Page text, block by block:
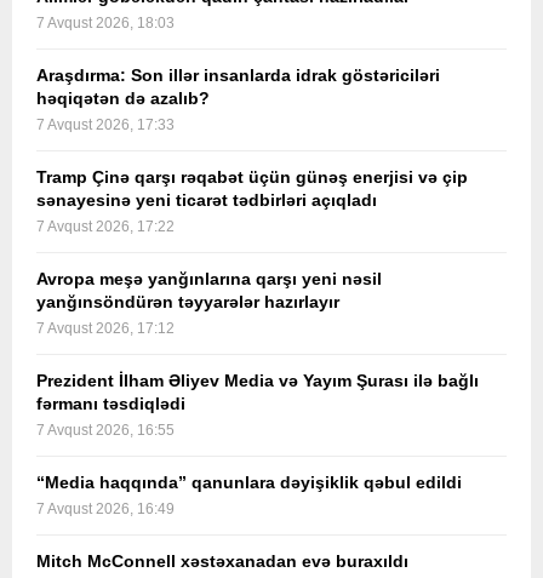
7 Avqust 2026, 18:03
Araşdırma: Son illər insanlarda idrak göstəriciləri
həqiqətən də azalıb?
7 Avqust 2026, 17:33
Tramp Çinə qarşı rəqabət üçün günəş enerjisi və çip
sənayesinə yeni ticarət tədbirləri açıqladı
7 Avqust 2026, 17:22
Avropa meşə yanğınlarına qarşı yeni nəsil
yanğınsöndürən təyyarələr hazırlayır
7 Avqust 2026, 17:12
Prezident İlham Əliyev Media və Yayım Şurası ilə bağlı
fərmanı təsdiqlədi
7 Avqust 2026, 16:55
“Media haqqında” qanunlara dəyişiklik qəbul edildi
7 Avqust 2026, 16:49
Mitch McConnell xəstəxanadan evə buraxıldı